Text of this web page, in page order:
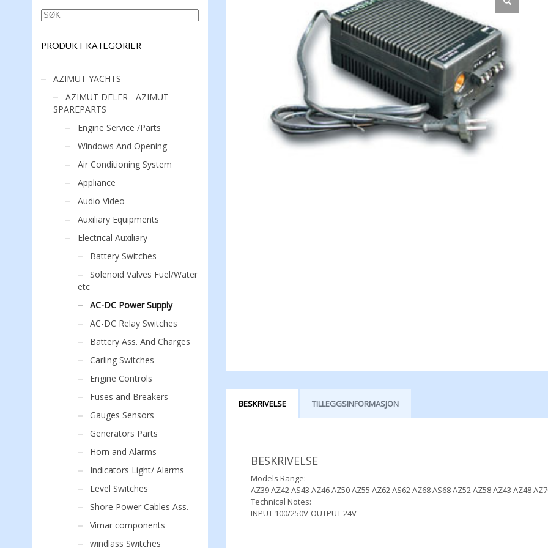
BESKRIVELSE TILLEGGSINFORMASJON
BESKRIVELSE
Models Range:
AZ39 AZ42 AS43 AZ46 AZ50 AZ55 AZ62 AS62 AZ68 AS68 AZ52 AZ58 AZ43 AZ48
Technical Notes:
INPUT 100/250V-OUTPUT 24V
SØK
PRODUKT KATEGORIER
AZIMUT YACHTS
AZIMUT DELER - AZIMUT
SPAREPARTS
Engine Service /Parts
Windows And Opening
Air Conditioning System
Appliance
Audio Video
Auxiliary Equipments
Electrical Auxiliary
Battery Switches
Solenoid Valves Fuel/Water
etc
AC-DC Power Supply
AC-DC Relay Switches
Battery Ass. And Charges
Carling Switches
Engine Controls
Fuses and Breakers
Gauges Sensors
Generators Parts
Horn and Alarms
Indicators Light/ Alarms
Level Switches
Shore Power Cables Ass.
Vimar components
windlass Switches